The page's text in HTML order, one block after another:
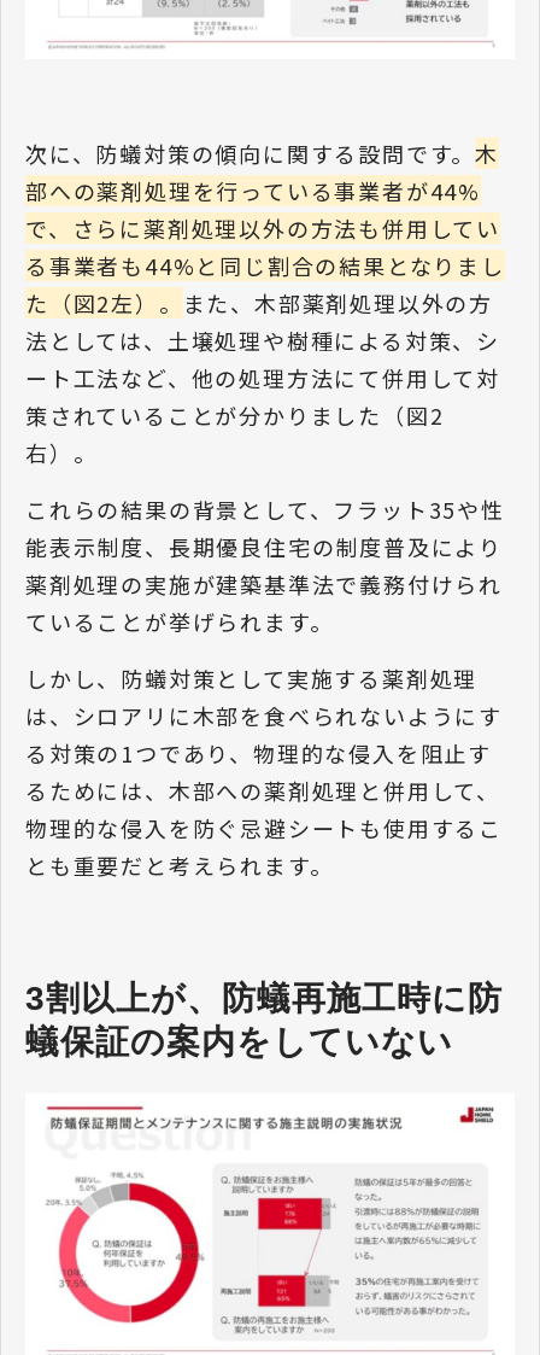
次に、防蟻対策の傾向に関する設問です。木
部への薬剤処理を行っている事業者が44%
で、さらに薬剤処理以外の方法も併用してい
る事業者も44%と同じ割合の結果となりまし
た（図2左）。
また、木部薬剤処理以外の方
法としては、土壌処理や樹種による対策、シ
ート工法など、他の処理方法にて併用して対
策されていることが分かりました（図2
右）。
これらの結果の背景として、フラット35や性
能表示制度、長期優良住宅の制度普及により
薬剤処理の実施が建築基準法で義務付けられ
ていることが挙げられます。
しかし、防蟻対策として実施する薬剤処理
は、シロアリに木部を食べられないようにす
る対策の1つであり、物理的な侵入を阻止す
るためには、木部への薬剤処理と併用して、
物理的な侵入を防ぐ忌避シートも使用するこ
とも重要だと考えられます。
3割以上が、防蟻再施工時に防
蟻保証の案内をしていない